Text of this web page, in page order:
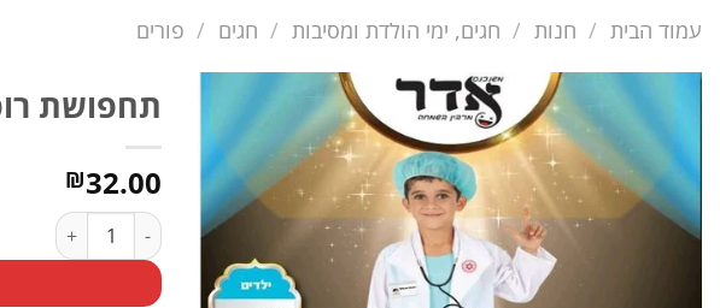
עמוד הבית / חנות / חגים, ימי הולדת ומסיבות / חגים / פורים
תחפושת
₪32.00
כמות של תחפושת